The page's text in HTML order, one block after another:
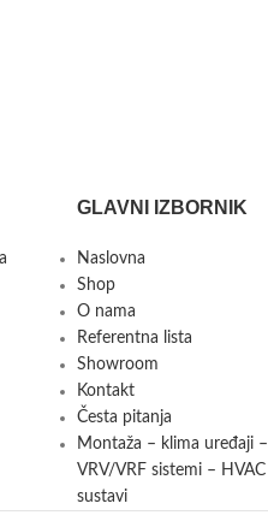
GLAVNI IZBORNIK
Naslovna
Shop
O nama
Referentna lista
Showroom
Kontakt
Česta pitanja
Montaža – klima uređaji –
VRV/VRF sistemi – HVAC
sustavi